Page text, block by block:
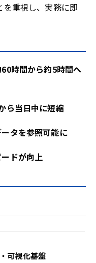
を重視し、実務に即
時間から約5時間へ
ら当日中に短縮
タを参照可能に
ドが向上
可視化基盤